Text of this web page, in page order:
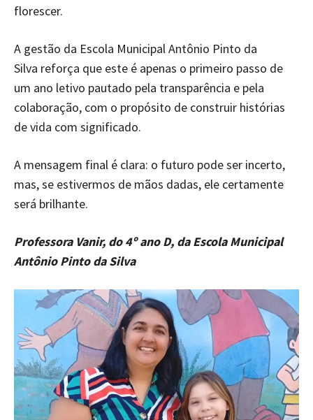
florescer.
A gestão da Escola Municipal Antônio Pinto da
Silva reforça que este é apenas o primeiro passo de
um ano letivo pautado pela transparência e pela
colaboração, com o propósito de construir histórias
de vida com significado.
A mensagem final é clara: o futuro pode ser incerto,
mas, se estivermos de mãos dadas, ele certamente
será brilhante.
Professora Vanir, do 4º ano D, da Escola Municipal
Antônio Pinto da Silva